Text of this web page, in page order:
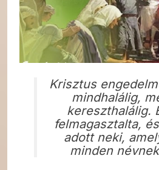
Krisztus
mindhalálig,
kereszthalálig.
felmagasztalta,
adott neki,
minden